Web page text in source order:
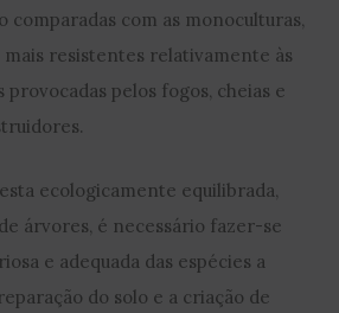
comparadas com as monoculturas,
mais resistentes relativamente às
provocadas pelos fogos, cheias e
ecologicamente equilibrada,
árvores, é necessário fazer-se
e adequada das espécies a
do solo e a criação de